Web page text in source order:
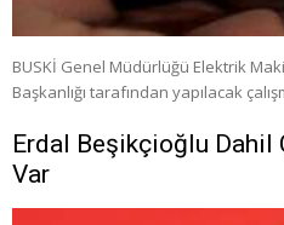
BUSKİ Genel Müdürlüğü Elektrik
Başkanlığı tarafından yapılacak
Erdal Beşikçioğlu Dahil
Var